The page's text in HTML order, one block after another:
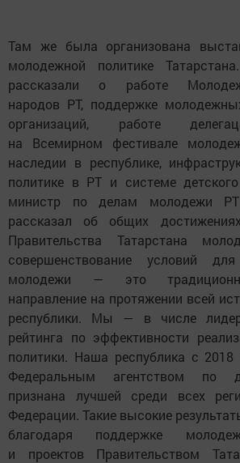
Там же была организована
молодежной политике
рассказали о работе
народов РТ, поддержке
организаций, работе
на Всемирном фестивале
наследии в республике,
политике в РТ и системе
министр по делам молодежи
рассказал об общих
Правительства Татарстана
совершенствование условий
молодежи — это
направление на протяжении всей
республики. Мы — в числе
рейтинга по эффективности
политики. Наша республика с
Федеральным агентством по
признана лучшей среди всех
Федерации. Такие высокие
благодаря поддержке
и проектов Правительством